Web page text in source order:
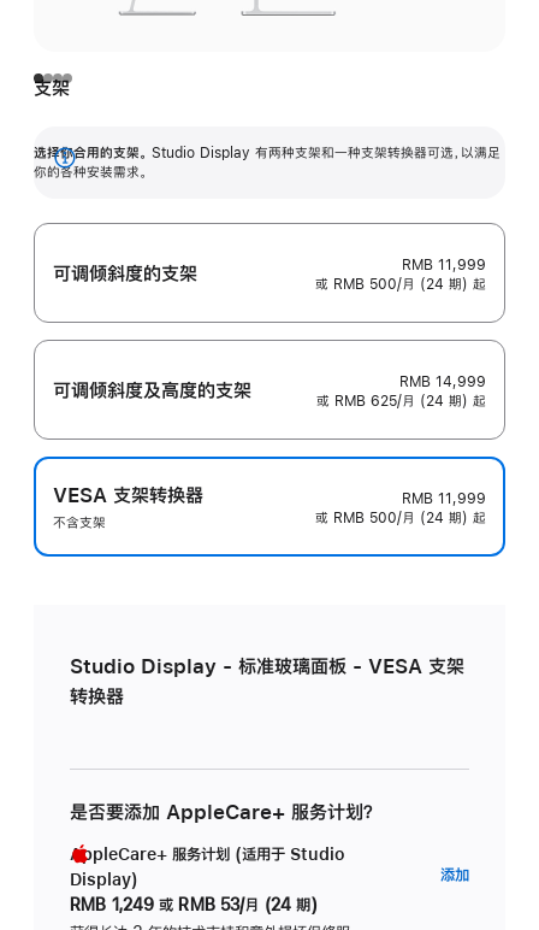
支架
选择你合用的支架。 Studio Display 有两种支架和一种支架转换器可选，以满足
你的各种安装需求。
展
可调倾斜度的支架
RMB 11,999
或 RMB 500/月 (24 期) 起
可调倾斜度及高‍度的支‍架
RMB 14,999
或 RMB 625/月 (24 期) 起
VESA 支架转换器
不含支架
RMB 11,999
或 RMB 500/月 (24 期) 起
Studio Display - 标准玻璃面板 - VESA 支架
转换器
是否要添加 AppleCare+ 服务计划？
AppleCare+ 服务计划 (适用于 Studio
Display)
RMB 1,249 或 RMB 53/月 (24 期)
添加